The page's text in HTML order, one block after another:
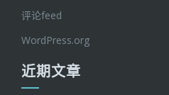
评论feed
WordPress.org
近期文章